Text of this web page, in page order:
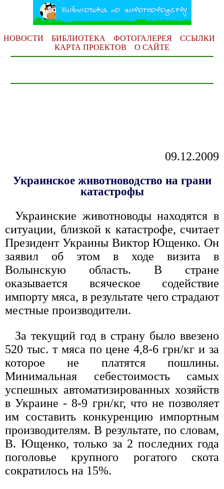
НОВОСТИ БИБЛИОТЕКА ФОТОГАЛЕРЕЯ
ССЫЛКИ
КАРТА ПРОЕКТОВ
О САЙТЕ
09.12.2009
Украинское животноводство на грани
катастрофы
Украинские животноводы находятся в
ситуации, близкой к катастрофе, считает
Президент Украины Виктор Ющенко. Он
заявил об этом в ходе визита в
Волынскую область. В стране
оказывается всяческое содействие
импорту мяса, в результате чего страдают
местные производители.
За текущий год в страну было ввезено
520 тыс. т мяса по цене 4,8-6 грн/кг и за
которое не платятся пошлины.
Минимальная себестоимость самых
успешных автоматизированных хозяйств
в Украине - 8-9 грн/кг, что не позволяет
им составить конкуренцию импортным
производителям. В результате, по словам,
В. Ющенко, только за 2 последних года
поголовье крупного рогатого скота
сократилось на 15%.